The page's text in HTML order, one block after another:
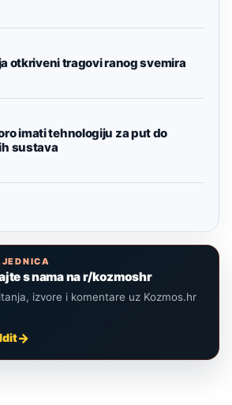
otkriveni tragovi ranog svemira
imati tehnologiju za put do
sustava
s nama na r/kozmoshr
izvore i komentare uz Kozmos.hr